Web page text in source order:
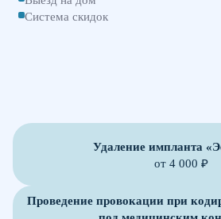
Система скидок
Удаление импланта
от 4 000 ₽
Проведение провокации при